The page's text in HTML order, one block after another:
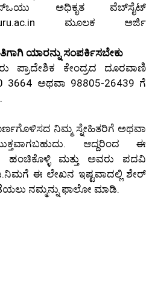
ಅಧಿಕೃತ ವೆಬ್‌ಸೈಟ್
ಮೂಲಕ ಅರ್ಜಿ
ಯಾರನ್ನು ಸಂಪರ್ಕಿಸಬೇಕು
ಪ್ರಾದೇಶಿಕ ಕೇಂದ್ರದ ದೂರವಾಣಿ
3664 ಅಥವಾ 98805-26439 ಗೆ
ನಿಮ್ಮ ಸ್ನೇಹಿತರಿಗೆ ಅಥವಾ
ಆದ್ದರಿಂದ ಈ
ಹಂಚಿಕೊಳ್ಳಿ ಮತ್ತು ಅವರು ಪದವಿ
ಈ ಲೇಖನ ಇಷ್ಟವಾದಲ್ಲಿ ಶೇರ್
ನಮ್ಮನ್ನು ಫಾಲೋ ಮಾಡಿ.